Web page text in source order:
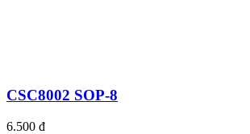
CSC8002 SOP-8
6.500 đ